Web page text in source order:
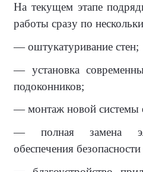
На текущем этапе
работы сразу по
— оштукатуривание стен;
— установка
подоконников;
— монтаж новой системы
— полная замена
обеспечения